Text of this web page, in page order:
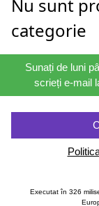
Nu sunt
categorie
Sunați de luni
scrieți e-mail
Executat în 326